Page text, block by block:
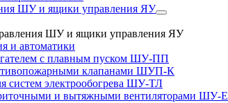
ШУ и ящики управления ЯУ
ШУ и ящики управления ЯУ
и автоматики
с плавным пуском ШУ-ПП
клапанами ШУП-К
систем электрообогрева ШУ-ТЛ
и вытяжными вентиляторами ШУ-Е